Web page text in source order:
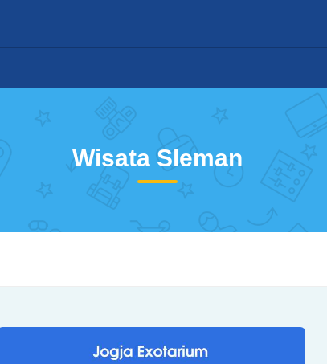
Wisata Sleman